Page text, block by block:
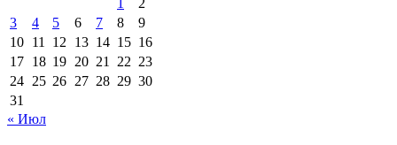
3
4 5 6 7 8
9
10 11 12 13 14 15 16
17 18 19 20 21 22 23
24 25 26 27 28 29 30
31
« Июл